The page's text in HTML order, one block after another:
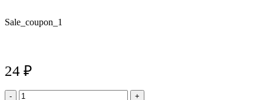
Sale_coupon_1
24 ₽